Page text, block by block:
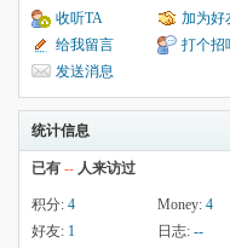
收听TA
加为好
给我留言
打个招
发送消息
统计信息
已有 -- 人来访过
积分: 4 Money: 4
好友: 1 日志: --